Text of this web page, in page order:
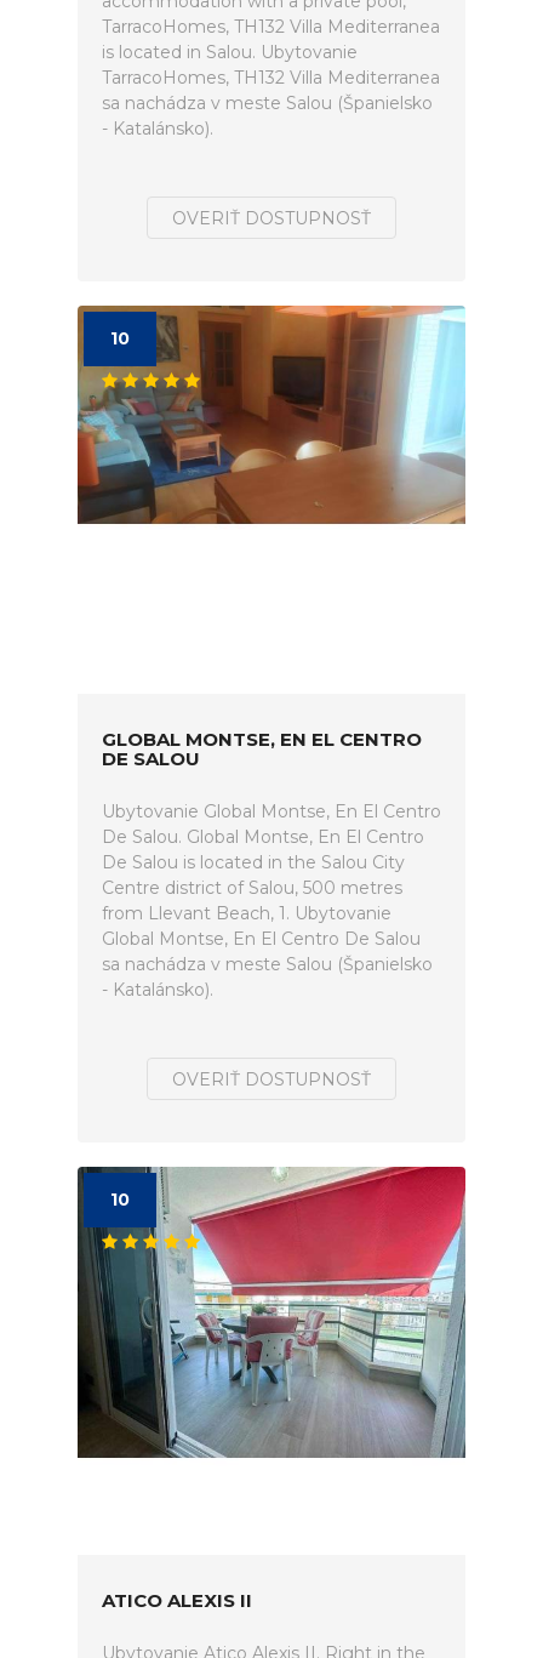
TarracoHomes, TH132 Villa Mediterranea
is located in Salou. Ubytovanie
TarracoHomes, TH132 Villa Mediterranea
sa nachádza v meste Salou (Španielsko
- Katalánsko).
OVERIŤ DOSTUPNOSŤ
10
GLOBAL MONTSE, EN EL CENTRO
DE SALOU
Ubytovanie Global Montse, En El Centro
De Salou. Global Montse, En El Centro
De Salou is located in the Salou City
Centre district of Salou, 500 metres
from Llevant Beach, 1. Ubytovanie
Global Montse, En El Centro De Salou
sa nachádza v meste Salou (Španielsko
- Katalánsko).
OVERIŤ DOSTUPNOSŤ
10
ATICO ALEXIS II
Ubytovanie Atico Alexis II. Right in the